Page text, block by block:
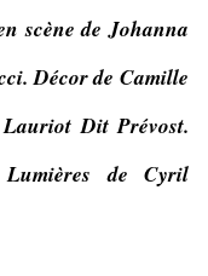
scène de Johanna
. Décor de Camille
Lauriot Dit Prévost.
de Cyril